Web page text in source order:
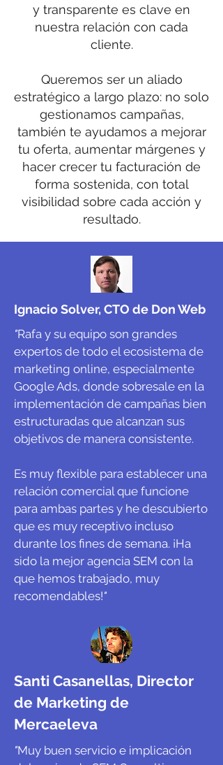
y transparente es clave en
nuestra relación con cada
cliente.
Queremos ser un aliado
estratégico a largo plazo: no solo
gestionamos campañas,
también te ayudamos a mejorar
tu oferta, aumentar márgenes y
hacer crecer tu facturación de
forma sostenida, con total
visibilidad sobre cada acción y
resultado.
Ignacio Solver, CTO de Don Web
"Rafa y su equipo son grandes
expertos de todo el ecosistema de
marketing online, especialmente
Google Ads, donde sobresale en la
implementación de campañas bien
estructuradas que alcanzan sus
objetivos de manera consistente.
Es muy flexible para establecer una
relación comercial que funcione
para ambas partes y he descubierto
que es muy receptivo incluso
durante los fines de semana. ¡Ha
sido la mejor agencia SEM con la
que hemos trabajado, muy
recomendables!"
Santi Casanellas, Director
de Marketing de
Mercaeleva
"Muy buen servicio e implicación